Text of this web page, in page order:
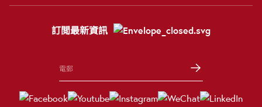
訂閲最新資訊